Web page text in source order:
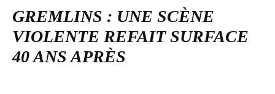
GREMLINS : UNE SCÈNE
VIOLENTE REFAIT SURFACE
40 ANS APRÈS